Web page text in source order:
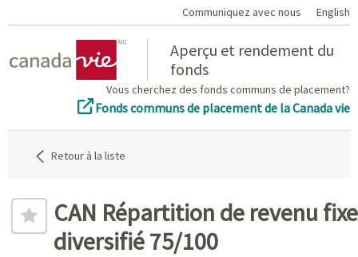
Communiquez avec nous English
Aperçu et rendement du
fonds
Vous cherchez des fonds communs de placement?
Fonds communs de placement de la Canada vie
Retour à la liste
CAN Répartition de revenu fixe
diversifié 75/100